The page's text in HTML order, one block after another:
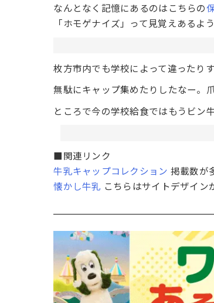
なんとなく記憶にあるのはこちらの
「ホモゲナイズ」って見覚えあるよ
枚方市内でも学校によって違ったり
無駄にキャップ集めたりしたなー。
ところで今の学校給食ではもうビン
■関連リンク
牛乳キャップコレクション 掲載数が
懐かし牛乳 こちらはサイトデザイン